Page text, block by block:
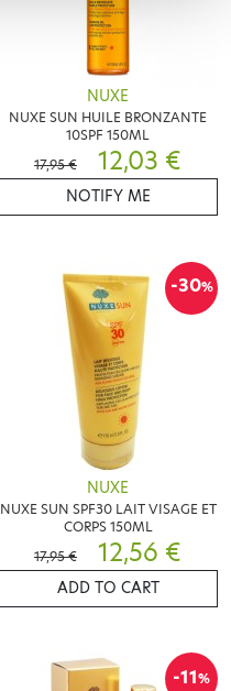
NUXE
NUXE SUN HUILE BRONZANTE
10SPF 150ML
17,95 €
12,03 €
NOTIFY ME
-30%
NUXE
NUXE SUN SPF30 LAIT VISAGE ET
CORPS 150ML
17,95 €
12,56 €
ADD TO CART
-11%